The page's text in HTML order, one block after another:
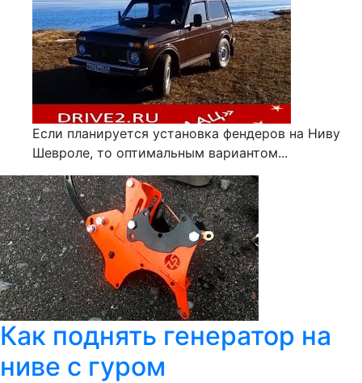
Если планируется установка фендеров на Ниву
Шевроле, то оптимальным вариантом...
Как поднять генератор на
ниве с гуром